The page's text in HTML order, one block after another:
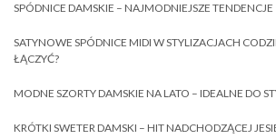
SPÓDNICE DAMSKIE – NAJMODNIEJSZE TENDENCJE
SATYNOWE SPÓDNICE MIDI W STYLIZACJACH
ŁĄCZYĆ?
MODNE SZORTY DAMSKIE NA LATO – IDEALNE DO
KRÓTKI SWETER DAMSKI – HIT NADCHODZĄCEJ